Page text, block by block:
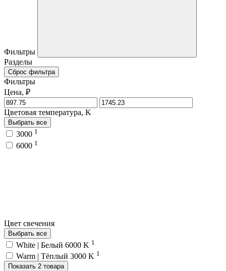
Фильтры
Разделы
Сброс фильтра
Фильтры
Цена, ₽
Цветовая температура, K
Выбрать все
3000 1
6000 1
Цвет свечения
Выбрать все
White | Белый 6000 K 1
Warm | Тёплый 3000 K 1
Показать 2 товара